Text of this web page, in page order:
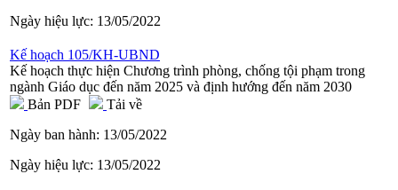
Ngày hiệu lực: 13/05/2022
Kế hoạch 105/KH-UBND
Kế hoạch thực hiện Chương trình phòng, chống tội phạm trong
ngành Giáo dục đến năm 2025 và định hướng đến năm 2030
Bản PDF
Tải về
Ngày ban hành: 13/05/2022
Ngày hiệu lực: 13/05/2022